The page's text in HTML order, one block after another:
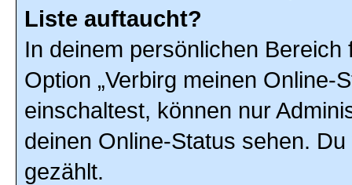
Liste auftaucht?
In deinem persönlichen
Option „Verbirg meinen Online-
einschaltest, können nur
deinen Online-Status sehen.
gezählt.